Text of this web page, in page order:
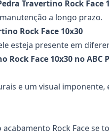
Travertino Rock Face
a longo prazo.
Rock Face 10x30
esteja presente em
Rock Face 10x30 no ABC
e um visual imponente,
Rock Face se